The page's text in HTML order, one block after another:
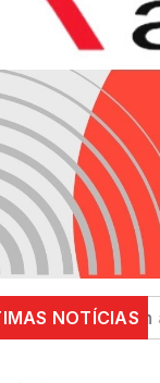
NOTÍCIAS
a agenda